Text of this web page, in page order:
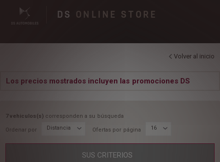
DS ONLINE STORE
Volver al inicio
Los precios mostrados incluyen las promociones DS
7 vehiculos(s) corresponden a su búsqueda
Ordenar por Distancia Ofertas por página 16
SUS CRITERIOS